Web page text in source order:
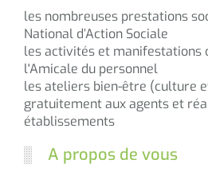
les nombreuses prestations
National d’Action Sociale
les activités et manifestations
l'Amicale du personnel
les ateliers bien-être (culture
gratuitement aux agents et
établissements
A propos de vous